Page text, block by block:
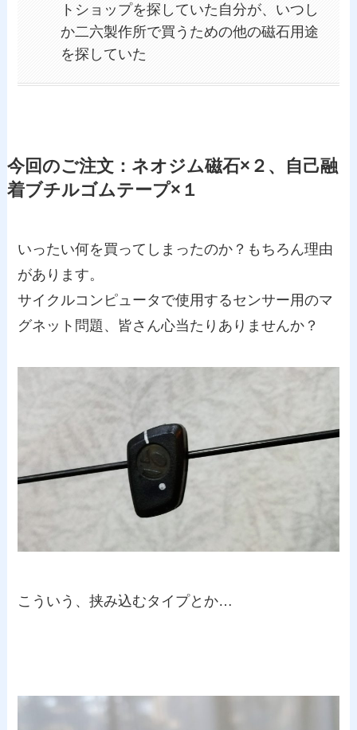
トショップを探していた自分が、いつし
か二六製作所で買うための他の磁石用途
を探していた
今回のご注文：ネオジム磁石×２、自己融
着ブチルゴムテープ×１
いったい何を買ってしまったのか？もちろん理由
があります。
サイクルコンピュータで使用するセンサー用のマ
グネット問題、皆さん心当たりありませんか？
こういう、挟み込むタイプとか…